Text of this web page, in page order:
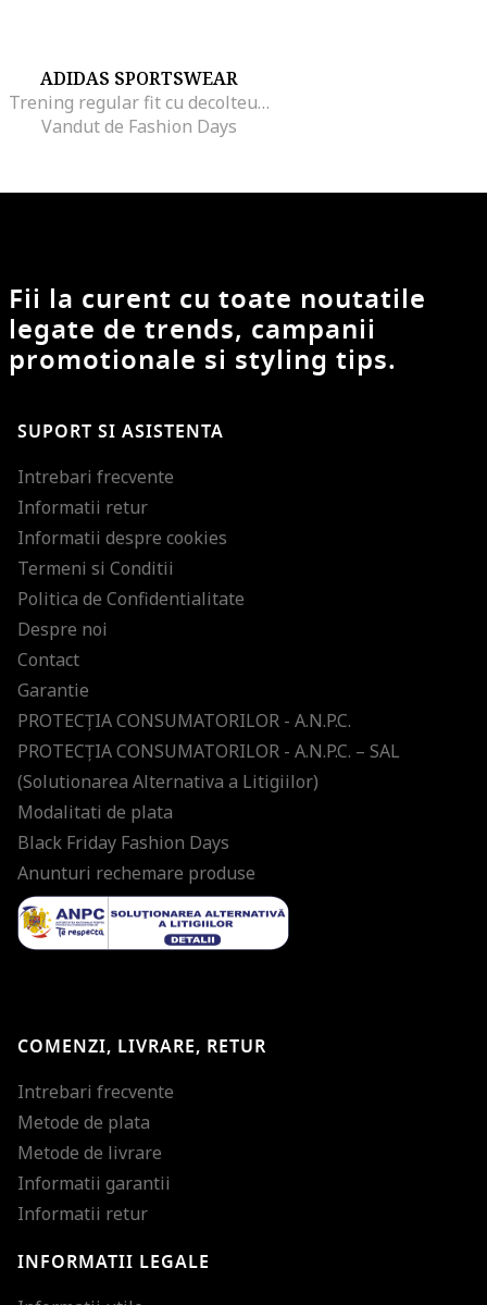
ADIDAS SPORTSWEAR
Trening regular fit cu decolteu la baza gatului Essentials, Albastru glaciar
Vandut de Fashion Days
Fii la curent cu toate noutatile
legate de trends, campanii
promotionale si styling tips.
SUPORT SI ASISTENTA
Intrebari frecvente
Informatii retur
Informatii despre cookies
Termeni si Conditii
Politica de Confidentialitate
Despre noi
Contact
Garantie
PROTECŢIA CONSUMATORILOR - A.N.P.C.
PROTECŢIA CONSUMATORILOR - A.N.P.C. – SAL
(Solutionarea Alternativa a Litigiilor)
Modalitati de plata
Black Friday Fashion Days
Anunturi rechemare produse
COMENZI, LIVRARE, RETUR
Intrebari frecvente
Metode de plata
Metode de livrare
Informatii garantii
Informatii retur
INFORMATII LEGALE